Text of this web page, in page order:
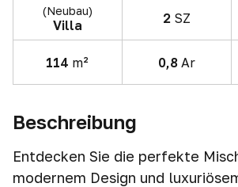
(Neubau)
Villa 2 SZ
114 m² 0,8 Ar
Beschreibung
Entdecken Sie die perfekte
modernem Design und